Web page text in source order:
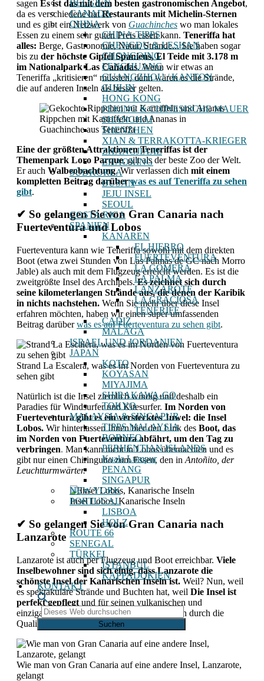
BELGIEN
CANADA
CHINA
CHINA-TIPPS
CHENGDU & LESHAN
CHONGQING
FENGHUANG
GUANGZHOU / KANTON
GUILIN
HONG KONG
PEKING & CHINESISCHE MAUER
SHANGHAI
SHENZHEN
XIAN & TERRAKOTTA-KRIEGER
ZHANGJIAJIE
ZHAOXING
SÜDKOREA
BUSAN
JEJU INSEL
SEOUL
COSTA RICA
SPANIEN
KANAREN
EL HIERRO
FUERTEVENTURA
LA GOMERA
LA PALMA
LANZAROTE
LA GRACIOSA
TENERIFE
CADIZ
MÁLAGA
ISRAEL UND JORDANIEN
JAPAN
KOTO
KOYASAN
MIYAJIMA
SHIRAKAWA-GO
TOKYO
MALAYSIA & SINGAPUR
TIPPS MALAYSIA
BORNEO
PERHENTIAN ISLANDS
Kuala Lumpur
PENANG
SINGAPUR
NEW YORK
PORTUGAL
LISBOA
HOLZ
ROUTE 66
SENEGAL
TÜRKEI
ISTANBUL
KAPPADOKIEN
KONTAKT
Dieses
Web
durchsuchen
sagen Es ist das mit dem besten gastronomischen Angebot,
da es verschiedene hatRestaurants mit Michelin-Sternen
und es gibt ein Netzwerk von Guachinches wo man lokales
Essen zu einem sehr guten Preis essen kann. Teneriffa hat
alles: Berge, Gastronomie, Natur, Strände... Sie haben sogar
bis zu der höchste Gipfel Spaniens, El Teide mit 3.178 m
im Nationalpark Las Cañadas. Wenn wir etwas an
Teneriffa „kritisieren“ müssten, dann wären es die Strände,
die auf anderen Inseln als besser gelten.
Rippchen mit Kartoffeln und Ananas in
Guachinche aus Teneriffa
Eine der größten Attraktionen Teneriffas ist der
Themenpark Loro Parque, gilt als der beste Zoo der Welt.
Er auch Walbeobachtung.Wir verlassen dich mit einem
kompletten Beitrag darüberwas es auf Teneriffa zu sehen
gibt.
✔ So gelangen Sie von Gran Canaria nach
Fuerteventura und Lobos
Fuerteventura kann wie Teneriffa sowohl mit dem direkten
Boot (etwa zwei Stunden von Las Palmas de GC nach Morro
Jable) als auch mit dem Flugzeug erreicht werden. Es ist die
zweitgrößte Insel des Archipels.Es zeichnet sich durch
seine kilometerlangen Strände aus, die denen der Karibik
in nichts nachstehen. Wenn Sie mehr über diese Insel
erfahren möchten, haben wir einen super umfassenden
Beitrag darüberwas es auf Fuerteventura zu sehen gibt.
Strand La Escalera, was es im Norden von Fuerteventura zu
sehen gibt
Natürlich ist die Insel ziemlich windig und deshalb ein
Paradies für Windsurfer und Kitesurfer. Im Norden von
Fuerteventura gibt es ein verstecktes Juwel: die Insel
Lobos. Wir hinterlassen Ihnen hier den Link des Boot, das
im Norden von Fuerteventura abfährt, um den Tag zu
verbringen. Man kann nicht in Lobos übernachten und es
gibt nur einen Chiringuito zum Essen, den in Antoñito, der
Leuchtturmwärter.
Insel Lobos, Kanarische Inseln
✔ So gelangen Sie von Gran Canaria nach
Lanzarote
Lanzarote ist auch per Flugzeug und Boot erreichbar. Viele
Inselbewohner sind sich einig, dass Lanzarote die
schönste Insel der Kanarischen Inseln ist. Weil? Nun, weil
es spektakuläre Strände und Buchten hat, weil Die Insel ist
perfekt gepflegt und für seinen vulkanischen und
einzigartigen Charakter. Es zeichnet sich auch durch die
Qualität seiner Weine aus.
Wie man von Gran Canaria auf eine andere Insel, Lanzarote,
gelangt